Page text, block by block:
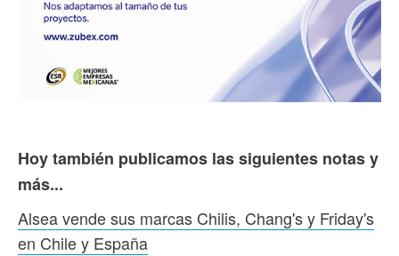
Hoy también publicamos las siguientes notas y
más...
Alsea vende sus marcas Chilis, Chang's y Friday's
en Chile y España